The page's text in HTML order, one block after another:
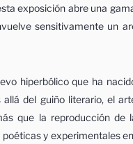
exposición abre una
sensitivamente un
hiperbólico que ha
del guiño literario, el
que la reproducción de
y experimentales